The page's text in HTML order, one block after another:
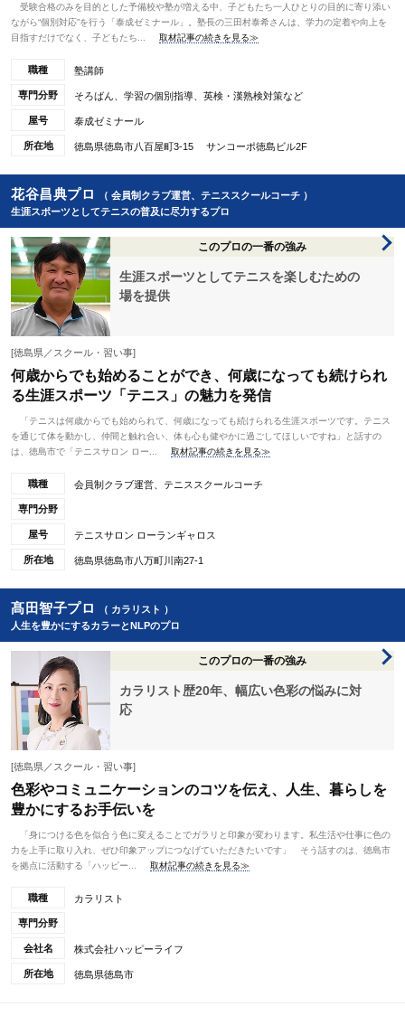
受験合格のみを目的とした予備校や塾が増える中、子どもたち一人ひとりの目的に寄り添い
ながら“個別対応”を行う「泰成ゼミナール」。塾長の三田村泰希さんは、学力の定着や向上を
目指すだけでなく、子どもたち...
取材記事の続きを見る≫
職種 塾講師
専門分野 そろばん、学習の個別指導、英検・漢熟検対策など
屋号 泰成ゼミナール
所在地 徳島県徳島市八百屋町3-15 サンコーポ徳島ビル2F
花谷昌典プロ
（ 会員制クラブ運営、テニススクールコーチ ）
生涯スポーツとしてテニスの普及に尽力するプロ
このプロの一番の強み
生涯スポーツとしてテニスを楽しむための
場を提供
[徳島県／スクール・習い事]
何歳からでも始めることができ、何歳になっても続けられ
る生涯スポーツ「テニス」の魅力を発信
「テニスは何歳からでも始められて、何歳になっても続けられる生涯スポーツです。テニス
を通じて体を動かし、仲間と触れ合い、体も心も健やかに過ごしてほしいですね」と話すの
は、徳島市で「テニスサロン ロー...
取材記事の続きを見る≫
職種 会員制クラブ運営、テニススクールコーチ
専門分野
屋号 テニスサロン ローランギャロス
所在地 徳島県徳島市八万町川南27-1
髙田智子プロ
（ カラリスト ）
人生を豊かにするカラーとNLPのプロ
このプロの一番の強み
カラリスト歴20年、幅広い色彩の悩みに対
応
[徳島県／スクール・習い事]
色彩やコミュニケーションのコツを伝え、人生、暮らしを
豊かにするお手伝いを
「身につける色を似合う色に変えることでガラリと印象が変わります。私生活や仕事に色の
力を上手に取り入れ、ぜひ印象アップにつなげていただきたいです」 そう話すのは、徳島市
を拠点に活動する「ハッピー...
取材記事の続きを見る≫
職種 カラリスト
専門分野
会社名 株式会社ハッピーライフ
所在地 徳島県徳島市